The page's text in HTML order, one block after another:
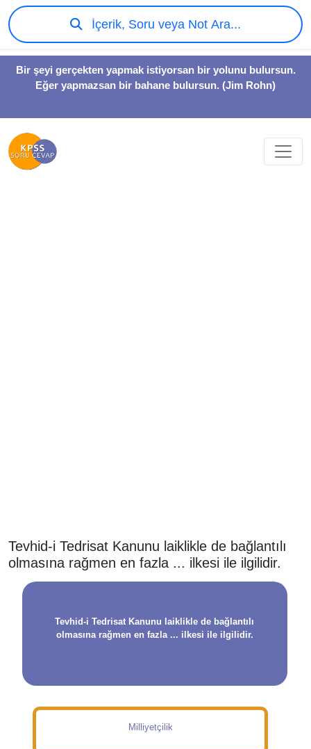
Bir şeyi gerçekten yapmak istiyorsan bir yolunu bulursun.
Eğer yapmazsan bir bahane bulursun. (Jim Rohn)
İçerik, Soru veya Not Ara...
Tevhid-i Tedrisat Kanunu laiklikle de bağlantılı
olmasına rağmen en fazla ... ilkesi ile ilgilidir.
Tevhid-i Tedrisat Kanunu laiklikle de bağlantılı
olmasına rağmen en fazla ... ilkesi ile ilgilidir.
Milliyetçilik